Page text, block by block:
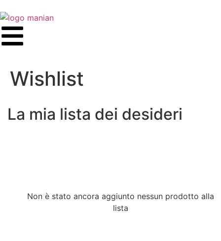
Wishlist
La mia lista dei desideri
Non è stato ancora aggiunto nessun prodotto alla
lista